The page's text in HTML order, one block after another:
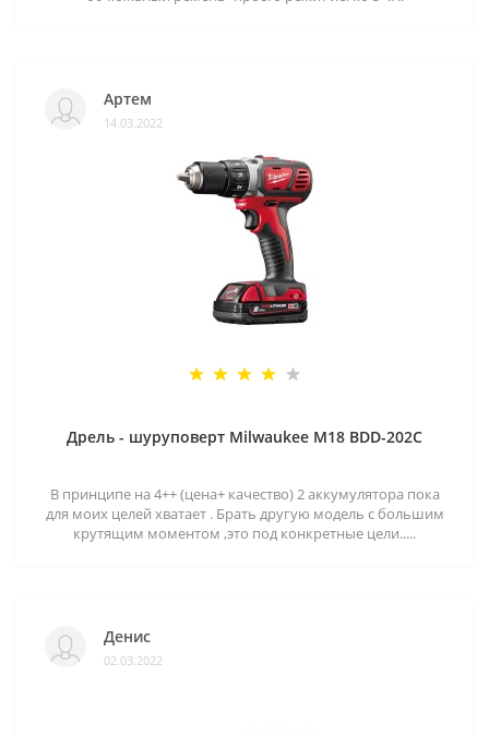
Артем
14.03.2022
Дрель - шуруповерт Milwaukee M18 BDD-202C
В принципе на 4++ (цена+ качество) 2 аккумулятора пока
для моих целей хватает . Брать другую модель с большим
крутящим моментом ,это под конкретные цели.....
Денис
02.03.2022